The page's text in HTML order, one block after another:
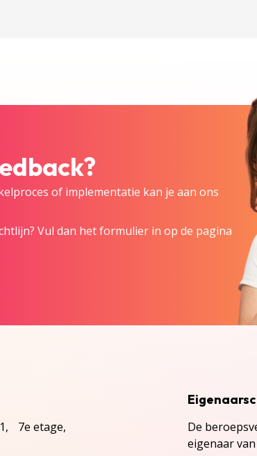
of implementatie kan je aan ons
Vul dan het formulier in op de pagina
7e etage,
De
eigenaar